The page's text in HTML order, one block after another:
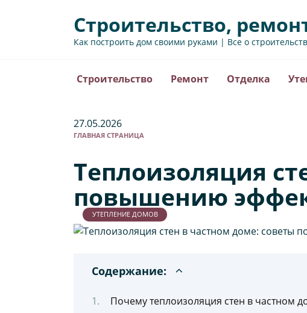
Строительство,
Как построить дом своими руками | Все о
Строительство Ремонт Отделка
27.05.2026
ГЛАВНАЯ СТРАНИЦА
Теплоизоляция
повышению
УТЕПЛЕНИЕ ДОМОВ
Содержание:
Почему теплоизоляция стен в частном